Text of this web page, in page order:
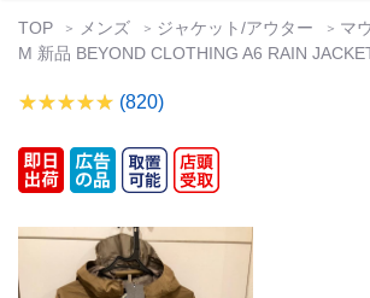
TOP メンズ ジャケット/アウター
マ
M 新品 BEYOND CLOTHING A6 RAIN
(820)